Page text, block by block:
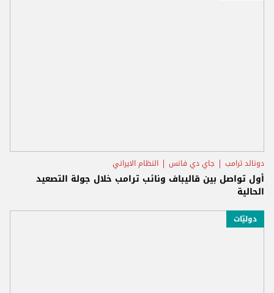
دونالد ترامب جاي دي فانس النظام الايراني
أول تواصل بين قاليباف ونائب ترامب خلال جولة التصعيد
الحالية
دوليّات